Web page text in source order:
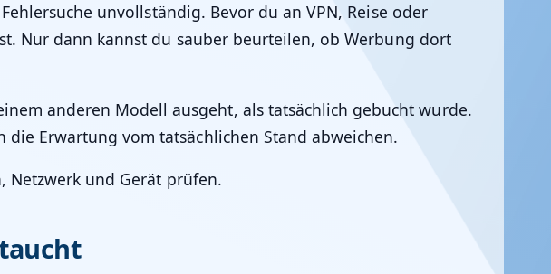
unvollständig. Bevor du an VPN, Reise oder
Nur dann kannst du sauber beurteilen, ob Werbung dort
anderen Modell ausgeht, als tatsächlich gebucht wurde.
Erwartung vom tatsächlichen Stand abweichen.
Netzwerk und Gerät prüfen.